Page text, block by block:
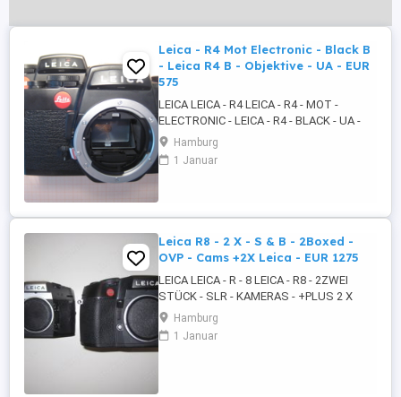
Leica - R4 Mot Electronic - Black B
- Leica R4 B - Objektive - UA - EUR
575
LEICA LEICA - R4 LEICA - R4 - MOT -
ELECTRONIC - LEICA - R4 - BLACK - UA -
LEICA - R4 - BLACK - MOT - ELECTRONIC -
LEICA - R4 - BLACK BODENPLATTE PLUS
UA PLUS UA 2 X OBJEKTIVE NO LEICA 1.
DURCHMESSER DM - KOREA 2. AUTO ...
Hamburg
1 Januar
Leica R8 - 2 X - S & B - 2Boxed -
OVP - Cams +2X Leica - EUR 1275
LEICA LEICA - R - 8 LEICA - R8 - 2ZWEI
STÜCK - SLR - KAMERAS - +PLUS 2 X
LEICA ZUBEHÖR - LEICA R8 - SLR -
KAMERAS - SILBER - CHROM UND
SCHWARZ - OVP - 2ZWEI X BOXED -
Hamburg
1 Januar